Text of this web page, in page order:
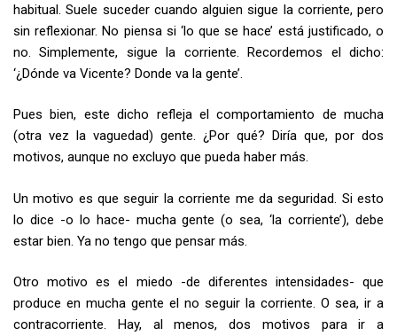
habitual. Suele suceder cuando alguien sigue la corriente, pero
sin reflexionar. No piensa si ‘lo que se hace’ está justificado, o
no. Simplemente, sigue la corriente. Recordemos el dicho:
‘¿Dónde va Vicente? Donde va la gente’.
Pues bien, este dicho refleja el comportamiento de mucha
(otra vez la vaguedad) gente. ¿Por qué? Diría que, por dos
motivos, aunque no excluyo que pueda haber más.
Un motivo es que seguir la corriente me da seguridad. Si esto
lo dice -o lo hace- mucha gente (o sea, ‘la corriente’), debe
estar bien. Ya no tengo que pensar más.
Otro motivo es el miedo -de diferentes intensidades- que
produce en mucha gente el no seguir la corriente. O sea, ir a
contracorriente. Hay, al menos, dos motivos para ir a